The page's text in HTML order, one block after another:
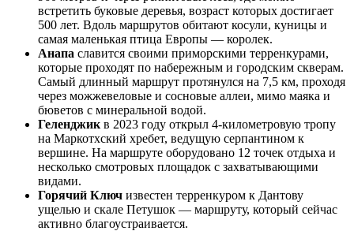
встретить буковые деревья, возраст которых достигает
500 лет. Вдоль маршрутов обитают косули, куницы и
самая маленькая птица Европы — королек.
Анапа славится своими приморскими терренкурами,
которые проходят по набережным и городским скверам.
Самый длинный маршрут протянулся на 7,5 км, проходя
через можжевеловые и сосновые аллеи, мимо маяка и
бюветов с минеральной водой.
Геленджик в 2023 году открыл 4-километровую тропу
на Маркотхский хребет, ведущую серпантином к
вершине. На маршруте оборудовано 12 точек отдыха и
несколько смотровых площадок с захватывающими
видами.
Горячий Ключ известен терренкуром к Дантову
ущелью и скале Петушок — маршруту, который сейчас
активно благоустраивается.